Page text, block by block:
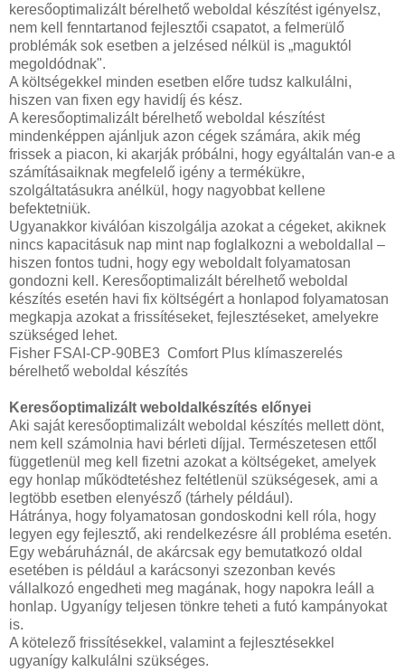
keresőoptimalizált bérelhető weboldal készítést igényelsz,
nem kell fenntartanod fejlesztői csapatot, a felmerülő
problémák sok esetben a jelzésed nélkül is „maguktól
megoldódnak".
A költségekkel minden esetben előre tudsz kalkulálni,
hiszen van fixen egy havidíj és kész.
A keresőoptimalizált bérelhető weboldal készítést
mindenképpen ajánljuk azon cégek számára, akik még
frissek a piacon, ki akarják próbálni, hogy egyáltalán van-e a
számításaiknak megfelelő igény a termékükre,
szolgáltatásukra anélkül, hogy nagyobbat kellene
befektetniük.
Ugyanakkor kiválóan kiszolgálja azokat a cégeket, akiknek
nincs kapacitásuk nap mint nap foglalkozni a weboldallal –
hiszen fontos tudni, hogy egy weboldalt folyamatosan
gondozni kell. Keresőoptimalizált bérelhető weboldal
készítés esetén havi fix költségért a honlapod folyamatosan
megkapja azokat a frissítéseket, fejlesztéseket, amelyekre
szükséged lehet.
Fisher FSAI-CP-90BE3 Comfort Plus klímaszerelés
bérelhető weboldal készítés
Keresőoptimalizált weboldalkészítés előnyei
Aki saját keresőoptimalizált weboldal készítés mellett dönt,
nem kell számolnia havi bérleti díjjal. Természetesen ettől
függetlenül meg kell fizetni azokat a költségeket, amelyek
egy honlap működtetéshez feltétlenül szükségesek, ami a
legtöbb esetben elenyésző (tárhely például).
Hátránya, hogy folyamatosan gondoskodni kell róla, hogy
legyen egy fejlesztő, aki rendelkezésre áll probléma esetén.
Egy webáruháznál, de akárcsak egy bemutatkozó oldal
esetében is például a karácsonyi szezonban kevés
vállalkozó engedheti meg magának, hogy napokra leáll a
honlap. Ugyanígy teljesen tönkre teheti a futó kampányokat
is.
A kötelező frissítésekkel, valamint a fejlesztésekkel
ugyanígy kalkulálni szükséges.